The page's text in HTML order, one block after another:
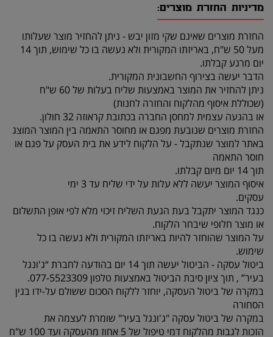
מדיניות החזרת מוצרים:
החזרת מוצרים שאינם שקי מזון יבש - ניתן להחזיר מוצר שעלותו
מעל 50 ש"ח, באריזתו המקורית ולא נעשה בו כל שימוש, תוך 14
יום מרגע קבלתו.
הדבר יעשה בצירוף החשבונית המקורית.
ניתן להחזיר את המוצר באמצעות שליח בעלות של 60 ש"ח
(שכוללת איסוף מהלקוח והחזרה לחנות)
או בהגעה עצמית למחסן החברה בכתובת קראוזה 32 חולון.
החזרת מוצרים שנובעת מפגם או מחוסר התאמה בין המוצר המוצג
באתר למוצר שנתקבל - על הלקוח לידע את בית העסק על פגם או
חוסר התאמה
תוך 14 יום מיום קבלתו.
איסוף המוצר יעשה ללא עלות על ידי שליח עד 3 ימי
עסקים.
כנגד המוצר יתקבל בעת הגעת השליח זיכוי מלא לפי אופן התשלום
או מוצר חלופי שיבחר הלקוח.
על המוצר שהוחזר להיות באריזתו המקורית ולא נעשה בו כל
שימוש.
ביטול עסקה - הביטול יעשה תוך 14 יום בהודעה לחברת “ג'ונגל
בעיר” , תוך ציון סיבת הביטול באמצעות טלפון 077-5523309.
במקרה של ביטול העסקה, יוחזר ללקוח הסכום ששולם על-ידו בגין
הסחורה
במקרה של ביטול עסקה "ג'ונגל בעיר" שומרת לעצמה את
הזכות לגבות מהלקוח דמי טיפול של 5 אחוז מהעסקה ועד 100 ש"ח